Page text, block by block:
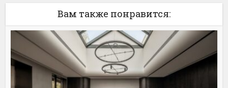
Вам также понравится: